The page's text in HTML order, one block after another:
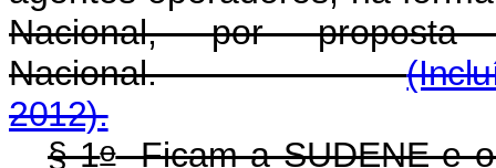
Nacional, por
Nacional.
2012).
§ 1oFicam a SUDENE e